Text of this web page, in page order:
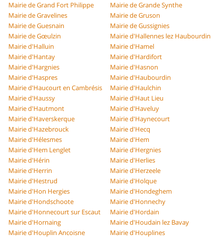
Mairie de Grand Fort Philippe
Mairie de Grande Synthe
Mairie de Gravelines
Mairie de Gruson
Mairie de Guesnain
Mairie de Gussignies
Mairie de Gœulzin
Mairie d'Hallennes lez Haubourdin
Mairie d'Halluin
Mairie d'Hamel
Mairie d'Hantay
Mairie d'Hardifort
Mairie d'Hargnies
Mairie d'Hasnon
Mairie d'Haspres
Mairie d'Haubourdin
Mairie d'Haucourt en Cambrésis
Mairie d'Haulchin
Mairie d'Haussy
Mairie d'Haut Lieu
Mairie d'Hautmont
Mairie d'Haveluy
Mairie d'Haverskerque
Mairie d'Haynecourt
Mairie d'Hazebrouck
Mairie d'Hecq
Mairie d'Hélesmes
Mairie d'Hem
Mairie d'Hem Lenglet
Mairie d'Hergnies
Mairie d'Hérin
Mairie d'Herlies
Mairie d'Herrin
Mairie d'Herzeele
Mairie d'Hestrud
Mairie d'Holque
Mairie d'Hon Hergies
Mairie d'Hondeghem
Mairie d'Hondschoote
Mairie d'Honnechy
Mairie d'Honnecourt sur Escaut
Mairie d'Hordain
Mairie d'Hornaing
Mairie d'Houdain lez Bavay
Mairie d'Houplin Ancoisne
Mairie d'Houplines